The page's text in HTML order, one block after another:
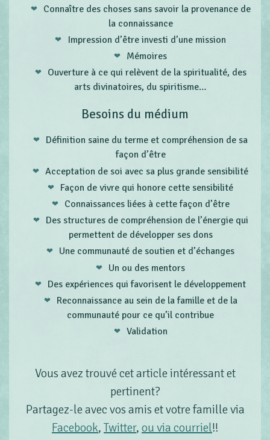
Connaître des choses sans savoir la provenance de
la connaissance
Impression d’être investi d’une mission
Mémoires
Ouverture à ce qui relèvent de la spiritualité, des
arts divinatoires, du spiritisme…
Besoins du médium
Définition saine du terme et compréhension de sa
façon d’être
Acceptation de soi avec sa plus grande sensibilité
Façon de vivre qui honore cette sensibilité
Connaissances liées à cette façon d’être
Des structures de compréhension de l’énergie qui
permettent de développer ses dons
Une communauté de soutien et d’échanges
Un ou des mentors
Des expériences qui favorisent le développement
Reconnaissance au sein de la famille et de la
communauté pour ce qu’il contribue
Validation
Vous avez trouvé cet article intéressant et
pertinent?
Partagez-le avec vos amis et votre famille via
Facebook, Twitter, ou via courriel!!